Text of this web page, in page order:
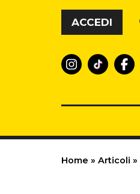
Vai al contenuto
ACCEDI
Home » Articoli »